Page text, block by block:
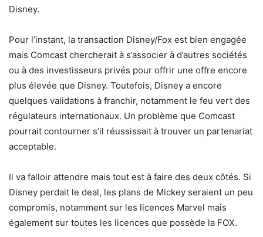
Disney.
Pour l’instant, la transaction Disney/Fox est bien engagée
mais Comcast chercherait à s’associer à d’autres sociétés
ou à des investisseurs privés pour offrir une offre encore
plus élevée que Disney. Toutefois, Disney a encore
quelques validations à franchir, notamment le feu vert des
régulateurs internationaux. Un problème que Comcast
pourrait contourner s’il réussissait à trouver un partenariat
acceptable.
Il va falloir attendre mais tout est à faire des deux côtés. Si
Disney perdait le deal, les plans de Mickey seraient un peu
compromis, notamment sur les licences Marvel mais
également sur toutes les licences que possède la FOX.